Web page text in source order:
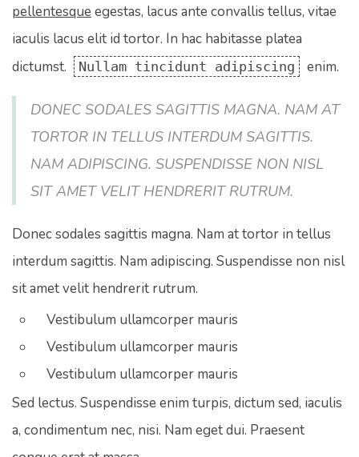
pellentesque egestas, lacus ante convallis tellus, vitae
iaculis lacus elit id tortor. In hac habitasse platea
dictumst.
Nullam tincidunt adipiscing enim.
DONEC SODALES SAGITTIS MAGNA. NAM AT
TORTOR IN TELLUS INTERDUM SAGITTIS.
NAM ADIPISCING. SUSPENDISSE NON NISL
SIT AMET VELIT HENDRERIT RUTRUM.
Donec sodales sagittis magna. Nam at tortor in tellus
interdum sagittis. Nam adipiscing. Suspendisse non nisl
sit amet velit hendrerit rutrum.
Vestibulum ullamcorper mauris
Vestibulum ullamcorper mauris
Vestibulum ullamcorper mauris
Sed lectus. Suspendisse enim turpis, dictum sed, iaculis
a, condimentum nec, nisi. Nam eget dui. Praesent